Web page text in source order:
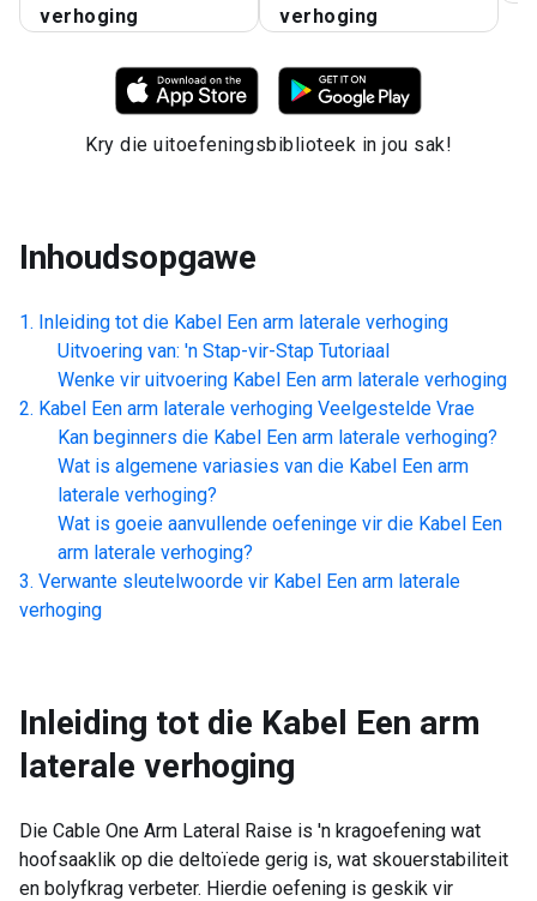
verhoging
verhoging
Kry die uitoefeningsbiblioteek in jou sak!
Inhoudsopgawe
Inleiding tot die Kabel Een arm laterale verhoging
Uitvoering van: 'n Stap-vir-Stap Tutoriaal
Wenke vir uitvoering Kabel Een arm laterale verhoging
Kabel Een arm laterale verhoging Veelgestelde Vrae
Kan beginners die Kabel Een arm laterale verhoging?
Wat is algemene variasies van die Kabel Een arm
laterale verhoging?
Wat is goeie aanvullende oefeninge vir die Kabel Een
arm laterale verhoging?
Verwante sleutelwoorde vir Kabel Een arm laterale
verhoging
Inleiding tot die Kabel Een arm
laterale verhoging
Die Cable One Arm Lateral Raise is 'n kragoefening wat
hoofsaaklik op die deltoïede gerig is, wat skouerstabiliteit
en bolyfkrag verbeter. Hierdie oefening is geskik vir